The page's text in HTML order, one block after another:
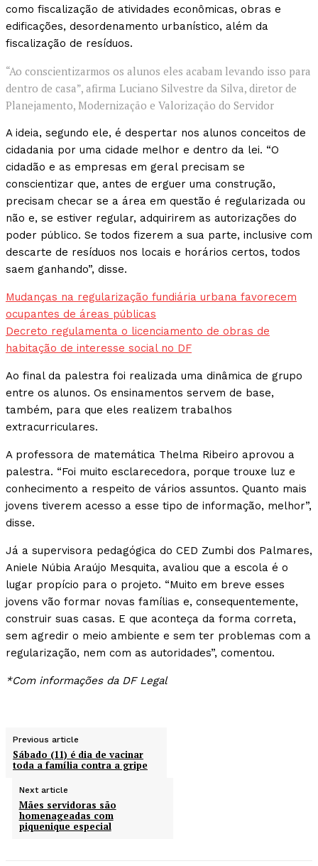
como fiscalização de atividades econômicas, obras e
edificações, desordenamento urbanístico, além da
fiscalização de resíduos.
“Ao conscientizarmos os alunos eles acabam levando isso para
dentro de casa”, afirma Luciano Silvestre da Silva, diretor de
Planejamento, Modernização e Valorização do Servidor
A ideia, segundo ele, é despertar nos alunos conceitos de
cidadania por uma cidade melhor e dentro da lei. “O
cidadão e as empresas em geral precisam se
conscientizar que, antes de erguer uma construção,
precisam checar se a área em questão é regularizada ou
não e, se estiver regular, adquirirem as autorizações do
poder público. Se todos fizerem a sua parte, inclusive com
descarte de resíduos nos locais e horários certos, todos
saem ganhando”, disse.
Mudanças na regularização fundiária urbana favorecem
ocupantes de áreas públicas
Decreto regulamenta o licenciamento de obras de
habitação de interesse social no DF
Ao final da palestra foi realizada uma dinâmica de grupo
entre os alunos. Os ensinamentos servem de base,
também, para que eles realizem trabalhos
extracurriculares.
A professora de matemática Thelma Ribeiro aprovou a
palestra. “Foi muito esclarecedora, porque trouxe luz e
conhecimento a respeito de vários assuntos. Quanto mais
jovens tiverem acesso a esse tipo de informação, melhor”,
disse.
Já a supervisora pedagógica do CED Zumbi dos Palmares,
Aniele Núbia Araújo Mesquita, avaliou que a escola é o
lugar propício para o projeto. “Muito em breve esses
jovens vão formar novas famílias e, consequentemente,
construir suas casas. E que aconteça da forma correta,
sem agredir o meio ambiente e sem ter problemas com a
regularização, nem com as autoridades”, comentou.
*Com informações da DF Legal
Previous article
Sábado (11) é dia de vacinar
toda a família contra a gripe
Next article
Mães servidoras são
homenageadas com
piquenique especial